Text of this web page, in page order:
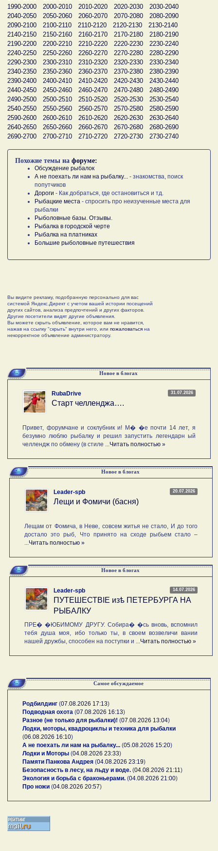
1990-2000
2000-2010 2010-2020 2020-2030
2030-2040
2040-2050
2050-2060 2060-2070 2070-2080
2080-2090
2090-2100
2100-2110 2110-2120 2120-2130
2130-2140
2140-2150
2150-2160 2160-2170 2170-2180
2180-2190
2190-2200
2200-2210 2210-2220 2220-2230
2230-2240
2240-2250
2250-2260 2260-2270 2270-2280
2280-2290
2290-2300
2300-2310 2310-2320 2320-2330
2330-2340
2340-2350
2350-2360 2360-2370 2370-2380
2380-2390
2390-2400
2400-2410 2410-2420 2420-2430
2430-2440
2440-2450
2450-2460 2460-2470 2470-2480
2480-2490
2490-2500
2500-2510 2510-2520 2520-2530
2530-2540
2540-2550
2550-2560 2560-2570 2570-2580
2580-2590
2590-2600
2600-2610 2610-2620 2620-2630
2630-2640
2640-2650
2650-2660 2660-2670 2670-2680
2680-2690
2690-2700
2700-2710 2710-2720 2720-2730 2730-2740
Похожие темы на форуме:
Обсуждение рыбалок
А не поехать ли нам на рыбалку... - знакомства, поиск
попутчиков
Дороги - Как добраться, где остановиться и тд.
Рыбацкие места - спросить про неизученные места для
рыбалки
Рыболовные базы. Отзывы.
Рыбалка в городской черте
Рыбалка на платниках
Большие рыболовные путешествия
Вы видите рекламу, подобранную персонально для вас
системой Яндекс.Директ с учетом вашей истории посещений
других сайтов, анализа предпочтений и других факторов.
Другие посетители видят другие объявления.
Вы можете скрыть объявление, которое вам не нравится,
нажав на ссылку "скрыть" внутри него, или пожаловаться на
некорректное объявление администратору.
Новое в блогах
31.07.2026
RubaDrive
Старт челленджа….
Привет, форумчане и соклубник и! М� �е почти 14 лет, я
безумно люблю рыбалку и решил запустить легендарн ый
челлендж по обмену (в стиле ...Читать полностью »
Новое в блогах
20.07.2026
Leader-spb
Лещи и Фомичи (басня)
Лещам от Фомича, в Неве, совсем житья не стало, И до того
достало это рыб, Что принято на сходе рыбьем стало –
...Читать полностью »
Новое в блогах
14.07.2026
Leader-spb
ПУТЕШЕСТВIE изѣ ПЕТЕРБУРГА НА
РЫБАЛКУ
ПРЕ� �ЮБИМОМУ ДРУГУ. Собира� �сь вновь, вспомнил
тебя душа моя, ибо только ты, в своем возвеличи вании
нашей дружбы, способен на поступки и ...Читать полностью »
Самое обсуждаемое
Родбилдинг (07.08.2026 17:13)
Подводная охота (07.08.2026 16:13)
Разное (не только для рыбалки)! (07.08.2026 13:04)
Лодки, моторы, квадроциклы и техника для рыбалки
(06.08.2026 16:10)
А не поехать ли нам на рыбалку... (05.08.2026 15:20)
Лодки и Моторы (04.08.2026 23:33)
Памяти Панкова Андрея (04.08.2026 23:19)
Безопасность в лесу, на льду и воде. (04.08.2026 21:11)
Экология и борьба с браконьерами. (04.08.2026 21:00)
Про ножи (04.08.2026 20:57)